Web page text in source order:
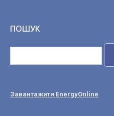
ПОШУК
Завантажити EnergyOnline